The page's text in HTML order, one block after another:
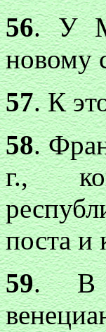
56. У
новому
57. К
58.
г.,
поста и
59. В